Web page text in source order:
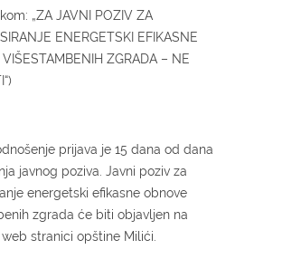
„ZA JAVNI POZIV ZA
ENERGETSKI EFIKASNE
ZGRADA – NE
prijava je 15 dana od dana
javnog poziva. Javni poziv za
energetski efikasne obnove
zgrada će biti objavljen na
stranici opštine Milići.